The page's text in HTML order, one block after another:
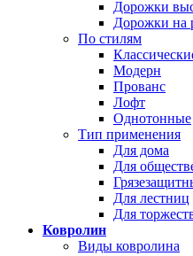
Дорожки
Дорожки на
По стилям
Модерн
Прованс
Лофт
Однотонные
Тип применения
Для дома
Для
Для лестниц
Для
Ковролин
Виды ковролина